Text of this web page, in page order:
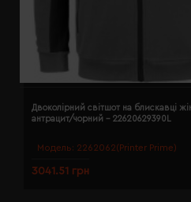
Модель: 2262062(Printer Prime)
Двоколірний світшот на блискавці
антрацит/чорний - 22620629390L
3041.51 грн